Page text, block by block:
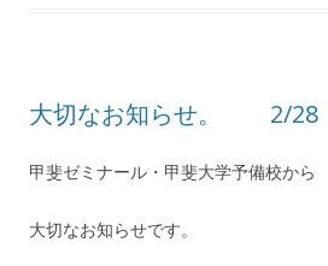
大切なお知らせ。 2/28
甲斐ゼミナール・甲斐大学予備校から
大切なお知らせです。